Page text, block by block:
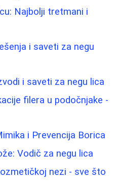
Najbolji tretmani i
i saveti za negu
i saveti za negu lica
filera u podočnjake -
i Prevencija Borica
Vodič za negu lica
nezi - sve što